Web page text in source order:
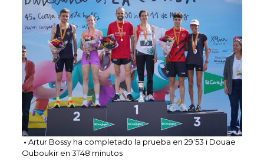
• Artur Bossy ha completado la prueba en 29’53 i Douae
Ouboukir en 31’48 minutos